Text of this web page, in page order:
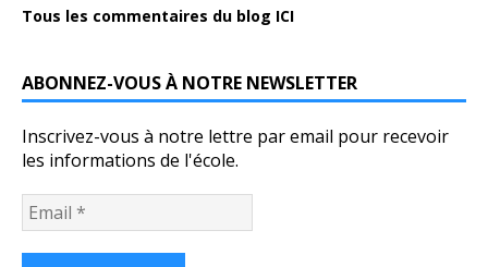
Tous les commentaires du blog ICI
ABONNEZ-VOUS À NOTRE NEWSLETTER
Inscrivez-vous à notre lettre par email pour recevoir
les informations de l'école.